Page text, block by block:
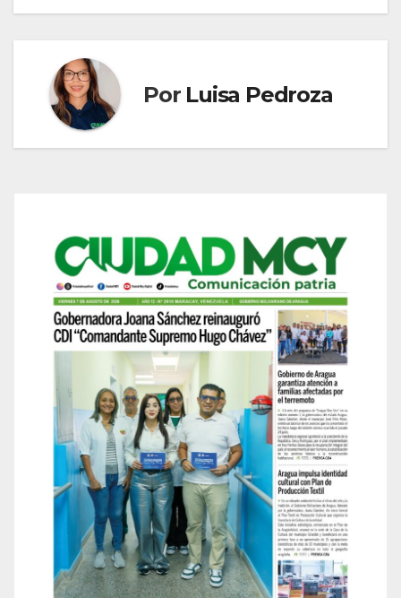
Por Luisa Pedroza